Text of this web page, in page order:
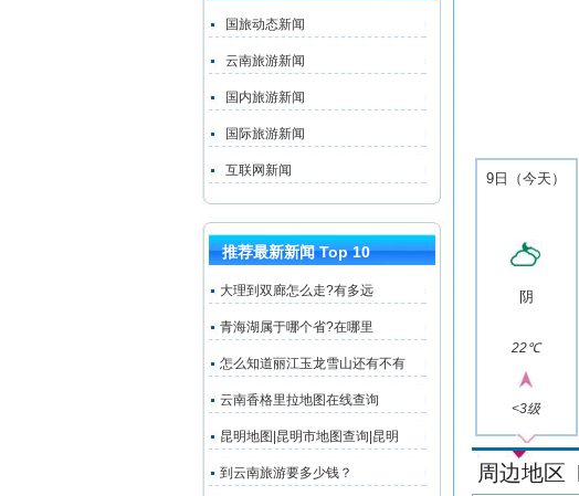
国旅动态新闻
云南旅游新闻
国内旅游新闻
国际旅游新闻
互联网新闻
推荐最新新闻 Top 10
大理到双廊怎么走?有多远
青海湖属于哪个省?在哪里
怎么知道丽江玉龙雪山还有不有
云南香格里拉地图在线查询
昆明地图|昆明市地图查询|昆明
到云南旅游要多少钱？
9日（今天）
阴
22℃
<3级
周边地区